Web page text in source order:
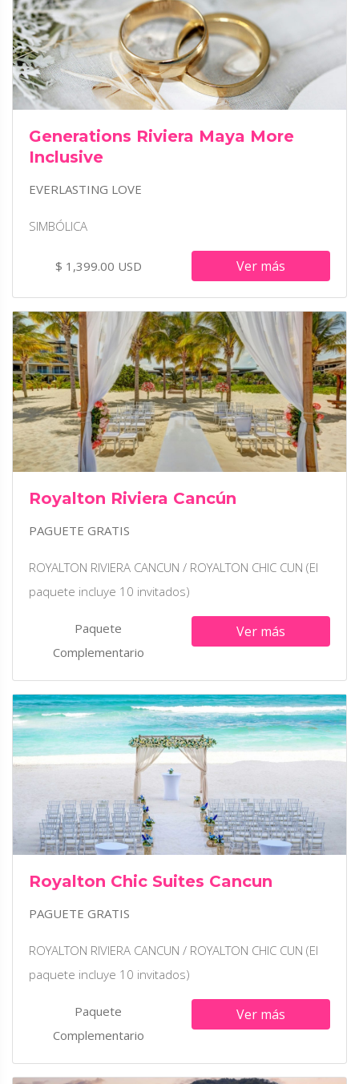
Generations Riviera Maya More
Inclusive
EVERLASTING LOVE
SIMBÓLICA
$ 1,399.00 USD Ver más
Royalton Riviera Cancún
PAGUETE GRATIS
ROYALTON RIVIERA CANCUN / ROYALTON CHIC CUN (El
paquete incluye 10 invitados)
Paquete
Complementario
Ver más
Royalton Chic Suites Cancun
PAGUETE GRATIS
ROYALTON RIVIERA CANCUN / ROYALTON CHIC CUN (El
paquete incluye 10 invitados)
Paquete
Complementario
Ver más